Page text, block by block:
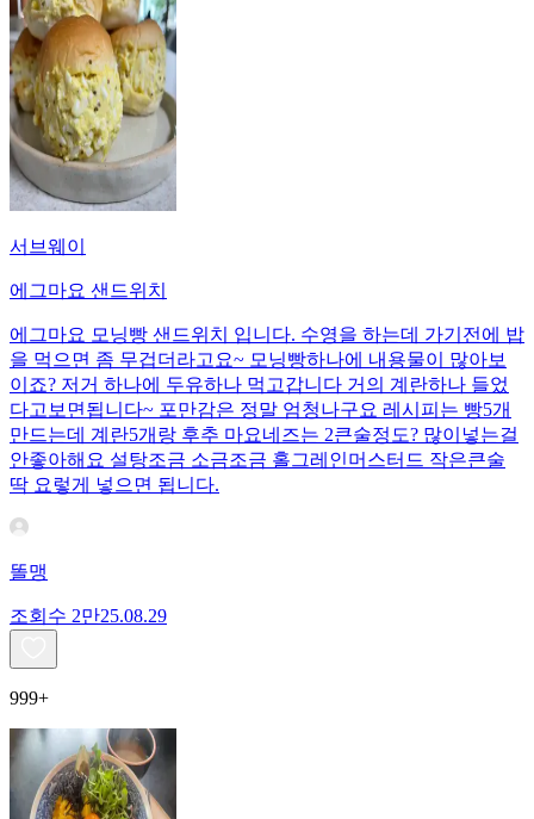
서브웨이
에그마요 샌드위치
에그마요 모닝빵 샌드위치 입니다. 수영을 하는데 가기전에 밥
을 먹으면 좀 무겁더라고요~ 모닝빵하나에 내용물이 많아보
이죠? 저거 하나에 두유하나 먹고갑니다 거의 계란하나 들었
다고보면됩니다~ 포만감은 정말 엄청나구요 레시피는 빵5개
만드는데 계란5개랑 후추 마요네즈는 2큰술정도? 많이넣는걸
안좋아해요 설탕조금 소금조금 홀그레인머스터드 작은큰술
딱 요렇게 넣으면 됩니다.
똘맹
조회수 2만25.08.29
999+